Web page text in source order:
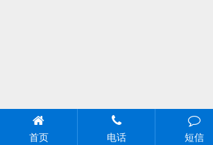
首页 电话 短信